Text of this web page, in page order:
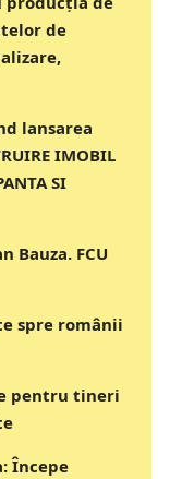
de
lansarea
IMOBIL
SI
Bauza. FCU
spre românii
pentru tineri
Începe